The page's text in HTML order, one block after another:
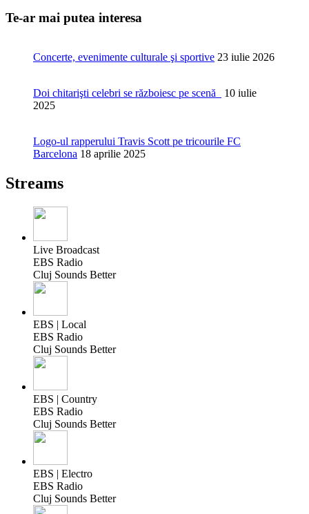
Te-ar mai putea interesa
Concerte, evenimente culturale şi sportive 23 iulie 2026
Doi chitarişti celebri se războiesc pe scenă
10 iulie
2025
Logo-ul rapperului Travis Scott pe tricourile FC
Barcelona 18 aprilie 2025
Streams
Live Broadcast
EBS Radio
Cluj Sounds Better
EBS | Local
EBS Radio
Cluj Sounds Better
EBS | Country
EBS Radio
Cluj Sounds Better
EBS | Electro
EBS Radio
Cluj Sounds Better